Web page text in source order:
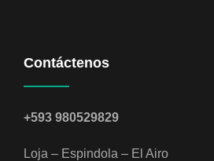
Contáctenos
+593 980529829
Loja – Espindola – El Airo